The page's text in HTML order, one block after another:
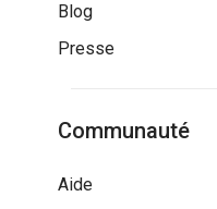
Blog
Presse
Communauté
Aide